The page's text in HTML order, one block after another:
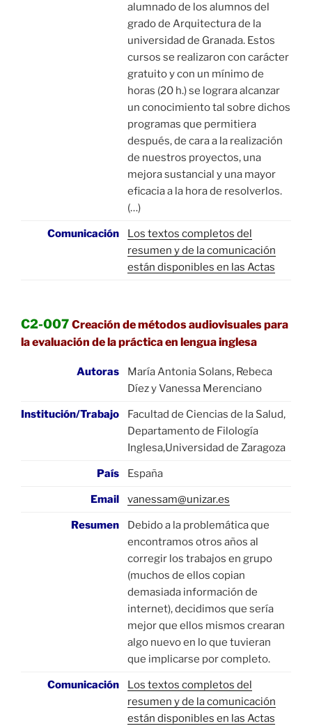
alumnado de los alumnos del
grado de Arquitectura de la
universidad de Granada. Estos
cursos se realizaron con carácter
gratuito y con un mínimo de
horas (20 h.) se lograra alcanzar
un conocimiento tal sobre dichos
programas que permitiera
después, de cara a la realización
de nuestros proyectos, una
mejora sustancial y una mayor
eficacia a la hora de resolverlos.
(…)
Comunicación
Los textos completos del
resumen y de la comunicación
están disponibles en las Actas
C2-007 Creación de métodos audiovisuales para
la evaluación de la práctica en lengua inglesa
Autoras
María Antonia Solans, Rebeca
Díez y Vanessa Merenciano
Institución/Trabajo
Facultad de Ciencias de la Salud,
Departamento de Filología
Inglesa,Universidad de Zaragoza
País España
Email vanessam@unizar.es
Resumen
Debido a la problemática que
encontramos otros años al
corregir los trabajos en grupo
(muchos de ellos copian
demasiada información de
internet), decidimos que sería
mejor que ellos mismos crearan
algo nuevo en lo que tuvieran
que implicarse por completo.
Comunicación
Los textos completos del
resumen y de la comunicación
están disponibles en las Actas